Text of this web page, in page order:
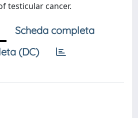
testicular cancer.
Scheda completa
(DC)